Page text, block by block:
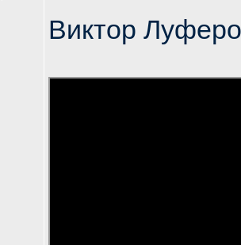
Виктор